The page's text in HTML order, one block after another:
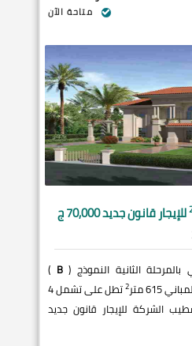
متاحة الآن
للإيجار قانون جديد 70,000 ج
الثانية النموذج (B
)
615 متر 2
تطل على تشمل 4
تشطيب الشركة للإيجار قانون جديد